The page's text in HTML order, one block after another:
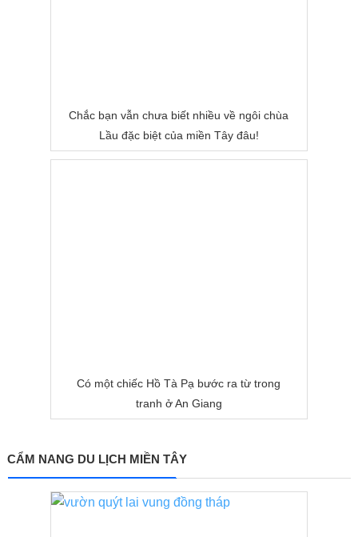
Chắc bạn vẫn chưa biết nhiều về ngôi chùa
Lầu đặc biệt của miền Tây đâu!
Có một chiếc Hồ Tà Pạ bước ra từ trong
tranh ở An Giang
CẨM NANG DU LỊCH MIỀN TÂY